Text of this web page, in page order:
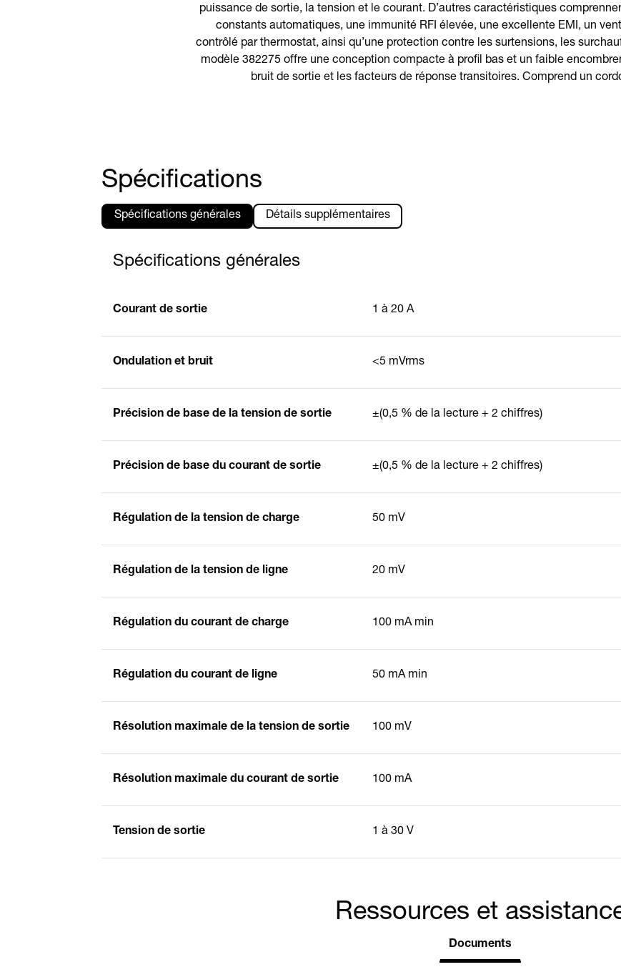
puissance de sortie, la tension et le courant. D’autres caractéristiques
constants automatiques, une immunité RFI élevée, une excellente EMI, un
contrôlé par thermostat, ainsi qu’une protection contre les surtensions, les
modèle 382275 offre une conception compacte à profil bas et un faible
bruit de sortie et les facteurs de réponse transitoires. Comprend un
Spécifications
Spécifications générales Détails supplémentaires
Spécifications générales
Courant de sortie 1 à 20 A
Ondulation et bruit <5 mVrms
Précision de base de la tension de sortie ±(0,5 % de la lecture + 2 chiffres)
Précision de base du courant de sortie ±(0,5 % de la lecture + 2 chiffres)
Régulation de la tension de charge 50 mV
Régulation de la tension de ligne 20 mV
Régulation du courant de charge 100 mA min
Régulation du courant de ligne 50 mA min
Résolution maximale de la tension de sortie 100 mV
Résolution maximale du courant de sortie 100 mA
Tension de sortie 1 à 30 V
Ressources et
Documents